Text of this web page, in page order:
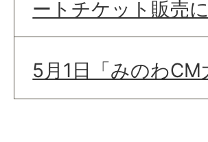
ートチケット販売
5月1日「みのわ